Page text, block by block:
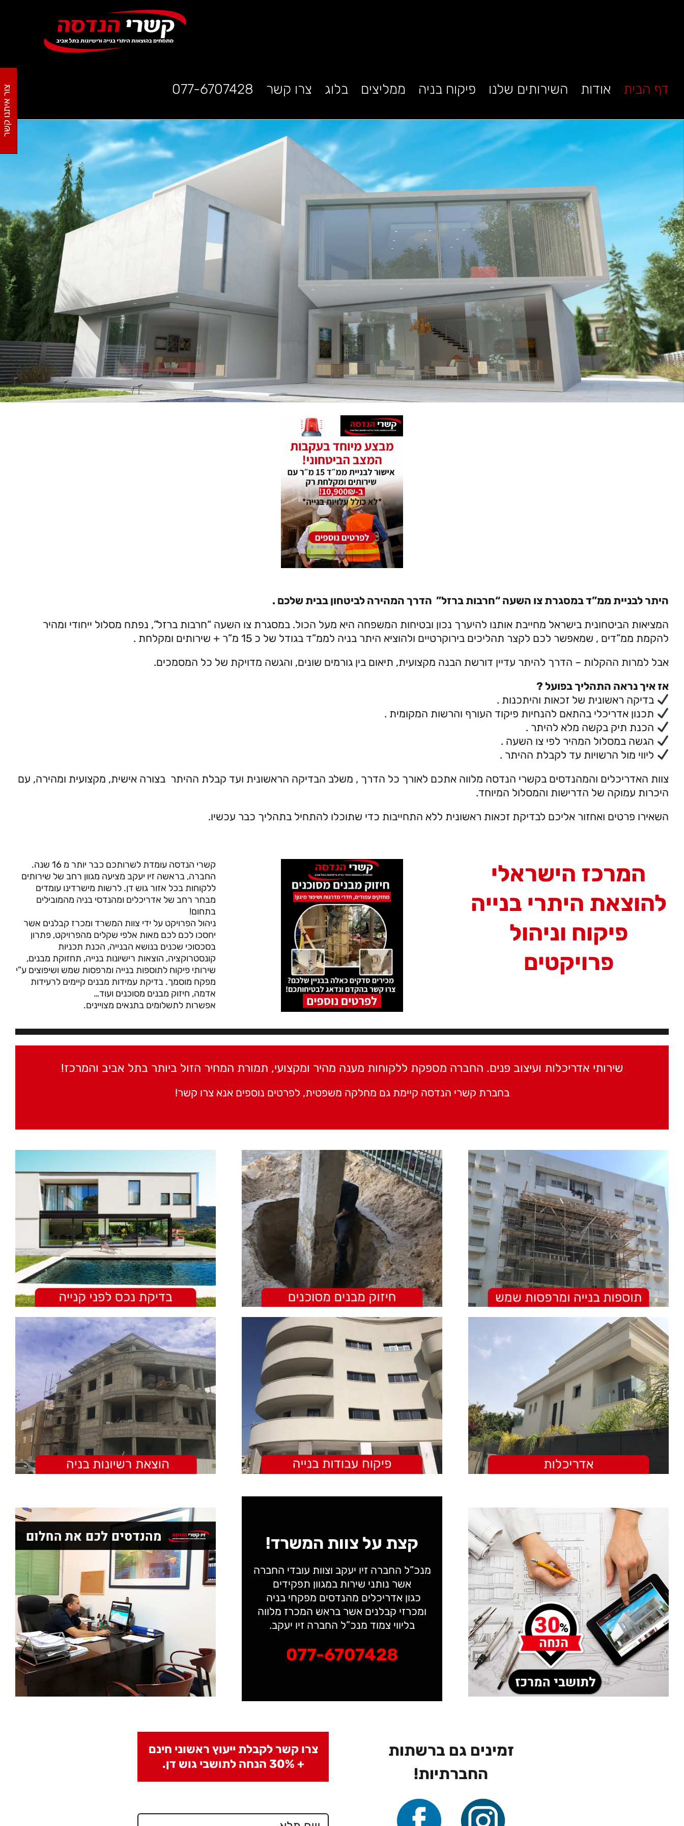
דף הבית אודות השירותים שלנו פיקוח בניה ממליצים בלוג צרו קשר 077-6707428
היתר לבניית ממ”ד במסגרת צו השעה “חרבות ברזל” הדרך המהירה לביטחון בבית שלכם .
המציאות הביטחונית בישראל מחייבת אותנו להיערך נכון ובטיחות המשפחה היא מעל הכול. במסגרת צו השעה “חרבות ברזל”, נפתח מסלול ייחודי ומהיר
להקמת ממ”דים , שמאפשר לכם לקצר תהליכים בירוקרטיים ולהוציא היתר בניה לממ”ד בגודל של כ 15 מ”ר + שירותים ומקלחת .
אבל למרות ההקלות – הדרך להיתר עדיין דורשת הבנה מקצועית, תיאום בין גורמים שונים, והגשה מדויקת של כל המסמכים.
אז איך נראה התהליך בפועל ?
בדיקה ראשונית של זכאות והיתכנות .
תכנון אדריכלי בהתאם להנחיות פיקוד העורף והרשות המקומית .
הכנת תיק בקשה מלא להיתר .
הגשה במסלול המהיר לפי צו השעה .
ליווי מול הרשויות עד לקבלת ההיתר .
צוות האדריכלים והמהנדסים בקשרי הנדסה מלווה אתכם לאורך כל הדרך , משלב הבדיקה הראשונית ועד קבלת ההיתר בצורה אישית, מקצועית ומהירה, עם
היכרות עמוקה של הדרישות והמסלול המיוחד.
השאירו פרטים ואחזור אליכם לבדיקת זכאות ראשונית ללא התחייבות כדי שתוכלו להתחיל בתהליך כבר עכשיו.
המרכז הישראלי
להוצאת היתרי בנייה
פיקוח וניהול
פרויקטים
קשרי הנדסה עומדת לשרותכם כבר יותר מ 16 שנה.
החברה, בראשה זיו יעקב מציעה מגוון רחב של שירותים
ללקוחות בכל אזור גוש דן. לרשות מישרדינו עומדים
מבחר רחב של אדריכלים ומהנדסי בניה מהמובילים
בתחום!
ניהול הפרויקט על ידי צוות המשרד ומכרז קבלנים אשר
יחסכו לכם לכם מאות אלפי שקלים מהפרויקט, פתרון
בסכסוכי שכנים בנושא הבנייה, הכנת תכניות
קונסטרוקציה, הוצאות רישיונות בנייה, תחזוקת מבנים,
שירותי פיקוח לתוספות בנייה ומרפסות שמש ושיפוצים ע”י
מפקח מוסמך. בדיקת עמידות מבנים קיימים לרעידות
אדמה, חיזוק מבנים מסוכנים ועוד…
אפשרות לתשלומים בתנאים מצויינים.
שירותי אדריכלות ועיצוב פנים. החברה מספקת ללקוחות מענה מהיר ומקצועי, תמורת המחיר הזול ביותר בתל אביב והמרכז!
בחברת קשרי הנדסה קיימת גם מחלקה משפטית, לפרטים נוספים אנא צרו קשר!
קצת על צוות המשרד!
מנכ”ל החברה זיו יעקב וצוות עובדי החברה
אשר נותני שירות במגוון תפקידים
כגון אדריכלים מהנדסים מפקחי בניה
ומכרזי קבלנים אשר בראש המכרז מלווה
בליווי צמוד מנכ”ל החברה זיו יעקב.
077-6707428
זמינים גם ברשתות
החברתיות!
צרו קשר לקבלת ייעוץ ראשוני חינם
+ 30% הנחה לתושבי גוש דן.
צור איתנו קשר